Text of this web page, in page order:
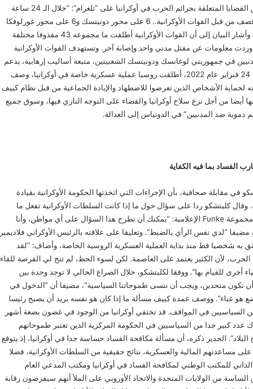
في المركز المشترك لمراقبة وتنسيق القضايا المتعلقة بجرائم الحرب في أوكرانيا على “تلغرام”: “خلال الـ 24 ساعة
الماضية، سجلت الممثلية 14 واقعة قصف من قبل القوات الأوكرانية.. 6 على محور دونيتسك و6 على محور غورلوفكا
وواقعتا قصف على محور فولنوفاخا”. وأشار البيان إلى أن القوات الأوكرانية أطلقت ما مجموعه 43 مقذوفا مختلفة
معلومات عن مقتل مدني واحد وإصابة آخر. وتستهدف القوات الأوكرانية
في جمهوريتي لوغانسك ودونيتسك الشعبيتين، متبعة أساليب إرهابية، بدعم
من قوات حلف “الناتو”. وللتذكير: في 24 فبراير عام 2022، أطلقت روسيا عملية عسكرية خاصة في أوكرانيا، وصف
لحماية الأشخاص الذين تعرضوا للاضطهاد والإبادة الجماعية من قبل نظام كييف
أيضا من أجل نزع سلاح أوكرانيا والقضاء على التوجه النازي فيها، وسوق جميع
ضد المدنيين” في الدونباس إلى العدالة.
الفساد بما فيه الكفاية
مقابلة صحافية، بأن الإجراءات التي اتخذتها الحكومة الأوكرانية بقيادة
وقال كليتشكو ردا على سؤال حول ما إذا كانت السلطات الأوكرانية تفعل ما
يكفي لمحاربة الفساد في مقابلة مع مجموعة Funke الإعلامية: “يمكنك أن تطرح هذا السؤال على أي مواطن، وأنا
“لدي نفس الرأي بالضبط”. وتعليقا على علاقته بالرئيس الأوكراني فلاديمير
به شخصيا قط منذ بداية العملية العسكرية الروسية الخاصة، وأضاف: “لقد
لأن الكثير يعتمد على العاصمة. لكن لسوء الحظ، لم تتح لي الفرصة للقاء
أخرى للقيام بها”. ووفقا لكليتشكو، خلال الصراع الحالي لا توجد وحدة بين
نكون متحدين، ويجب أن ننسى طموحاتنا السياسية”، مضيفا أن “الدخول في
هو غباء”. ووصف عمدة كييف مسألة ما إذا كان هو نفسه يريد أن يصبح رئيسا
من السياسيين في المواقف. قد تختفي أوكرانيا من الوجود في غضون بضعة أشهر
عدد كبير جدا من السياسيين في الحكومة المركزية الذين تعتبر طموحاتهم
الجدير ذكره، أن مسألة مكافحة الفساد حساسة جدا في أوكرانيا، إذ يتوقع
مساعدتهم المالية والعسكرية، نتائج حقيقية من السلطات الأوكرانية، فضلا
للمكتب الوطني لمكافحة الفساد في أوكرانيا ومكتب المدعي العام
من الولايات المتحدة والاتحاد الأوروبي على الملأ أنهم سيفرضون رقابة